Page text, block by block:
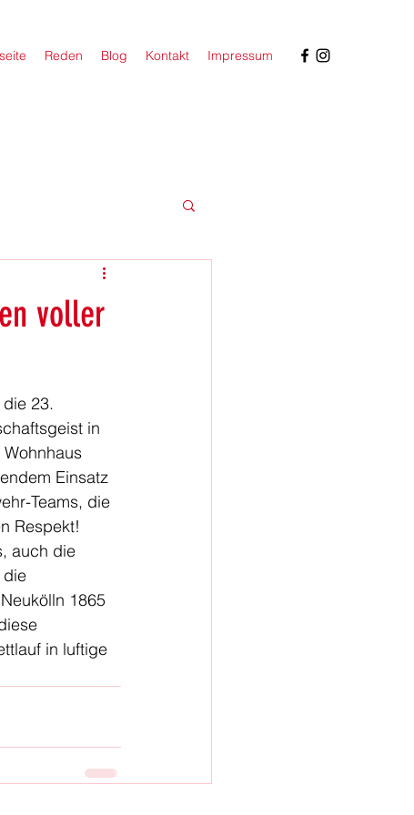
Reden Blog Kontakt Impressum
voller
23.
in
Einsatz
Teams, die
Respekt!
auch die
die
1865
in luftige